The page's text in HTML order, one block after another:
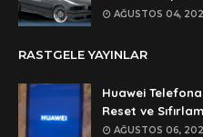
rar dosyasının şifresi nedir
Anonymous
lan şifre ne şifre
AĞUSTOS 04,
RASTGELE YAYINLAR
Huawei
Reset ve
AĞUSTOS 06,